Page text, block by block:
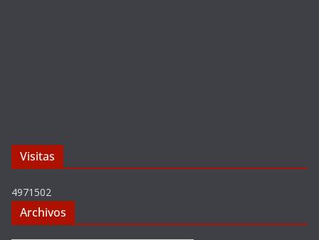
Visitas
4971502
Archivos